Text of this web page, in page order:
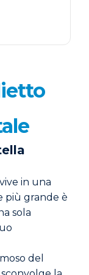
in una
più grande è
sola
del